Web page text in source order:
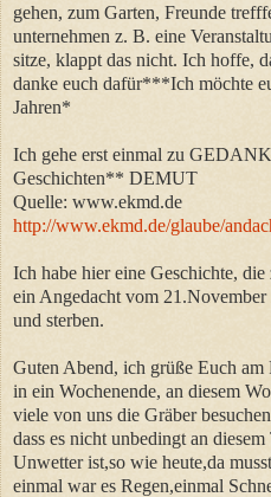
gehen, zum Garten, Freunde
unternehmen z. B. eine
sitze, klappt das nicht. Ich hoffe,
danke euch dafür***Ich möchte
Jahren*
Ich gehe erst einmal zu
Geschichten** DEMUT
Quelle: www.ekmd.de
http://www.ekmd.de/glaube/
Ich habe hier eine Geschichte,
ein Angedacht vom
und sterben.
Guten Abend, ich grüße Euch
in ein Wochenende, an diesem
viele von uns die Gräber
dass es nicht unbedingt an
Unwetter ist,so wie heute,da
einmal war es Regen,einmal